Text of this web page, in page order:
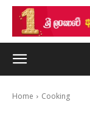
Home Cooking